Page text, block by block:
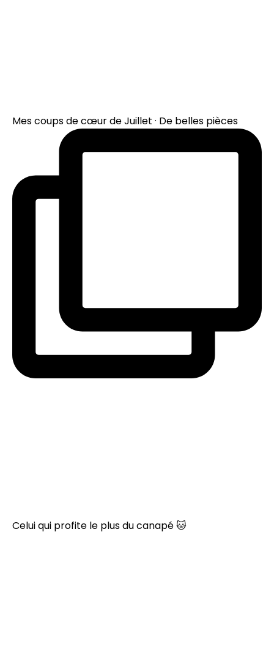
Mes coups de cœur de Juillet · De belles pièces
Celui qui profite le plus du canapé 🐱